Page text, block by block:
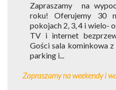
Zapraszamy na
roku! Oferujemy 30
pokojach 2, 3, 4 i wielo-
TV i internet
Gości sala kominkowa
parking i...
Zapraszamy na weekendy i